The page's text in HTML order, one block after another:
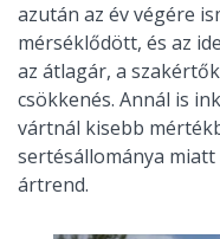
azután az év végére
mérséklődött, és az
az átlagár, a
csökkenés. Annál is
vártnál kisebb
sertésállománya miatt
ártrend.